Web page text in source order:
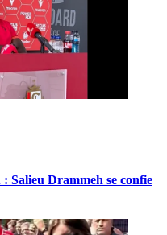
Salieu Drammeh se confie